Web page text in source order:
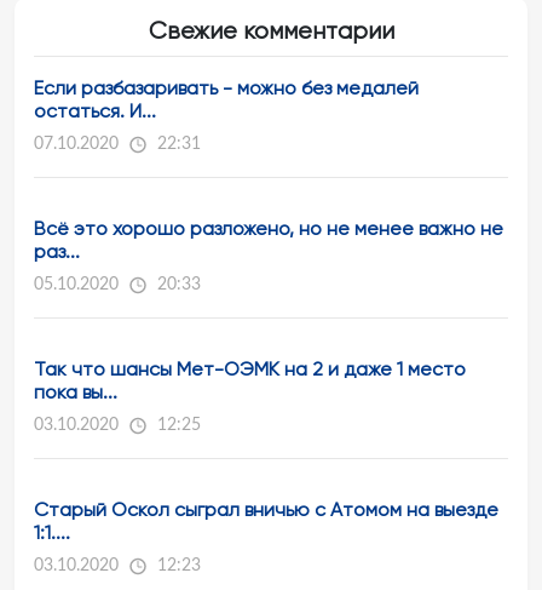
Свежие комментарии
Если разбазаривать - можно без медалей
остаться. И...
07.10.2020 22:31
Всё это хорошо разложено, но не менее важно не
раз...
05.10.2020 20:33
Так что шансы Мет-ОЭМК на 2 и даже 1 место
пока вы...
03.10.2020 12:25
Старый Оскол сыграл вничью с Атомом на выезде
1:1....
03.10.2020 12:23